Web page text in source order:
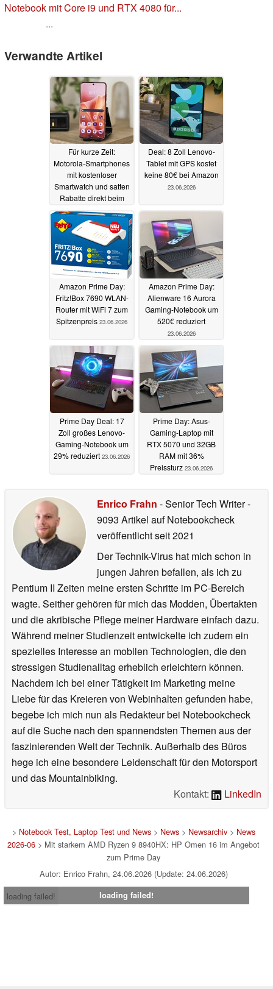
Notebook mit Core i9 und RTX 4080 für...
...
Verwandte Artikel
Für kurze Zeit:
Motorola-Smartphones
mit kostenloser
Smartwatch und satten
Rabatte direkt beim
Hersteller
Deal: 8 Zoll Lenovo-
Tablet mit GPS kostet
keine 80€ bei Amazon
23.06.2026
Amazon Prime Day:
Fritz!Box 7690 WLAN-
Router mit WiFi 7 zum
Spitzenpreis 23.06.2026
Amazon Prime Day:
Alienware 16 Aurora
Gaming-Notebook um
520€ reduziert
23.06.2026
Prime Day Deal: 17
Zoll großes Lenovo-
Gaming-Notebook um
29% reduziert 23.06.2026
Prime Day: Asus-
Gaming-Laptop mit
RTX 5070 und 32GB
RAM mit 36%
Preissturz 23.06.2026
Enrico Frahn - Senior Tech Writer-
9093 Artikel auf Notebookcheck
veröffentlichtseit 2021
Der Technik-Virus hat mich schon in
jungen Jahren befallen, als ich zu
Pentium II Zeiten meine ersten Schritte im PC-Bereich
wagte. Seither gehören für mich das Modden, Übertakten
und die akribische Pflege meiner Hardware einfach dazu.
Während meiner Studienzeit entwickelte ich zudem ein
spezielles Interesse an mobilen Technologien, die den
stressigen Studienalltag erheblich erleichtern können.
Nachdem ich bei einer Tätigkeit im Marketing meine
Liebe für das Kreieren von Webinhalten gefunden habe,
begebe ich mich nun als Redakteur bei Notebookcheck
auf die Suche nach den spannendsten Themen aus der
faszinierenden Welt der Technik. Außerhalb des Büros
hege ich eine besondere Leidenschaft für den Motorsport
und das Mountainbiking.
Kontakt:
LinkedIn
> Notebook Test, Laptop Test und News> News> Newsarchiv> News
2026-06 > Mit starkem AMD Ryzen 9 8940HX: HP Omen 16 im Angebot
zum Prime Day
Autor: Enrico Frahn, 24.06.2026 (Update: 24.06.2026)
loading failed!
loading failed!